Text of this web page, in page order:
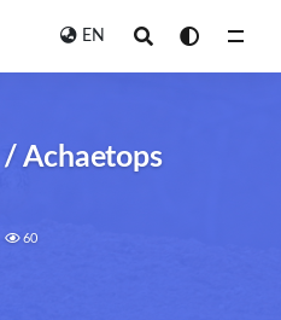
EN
Achaetops
60